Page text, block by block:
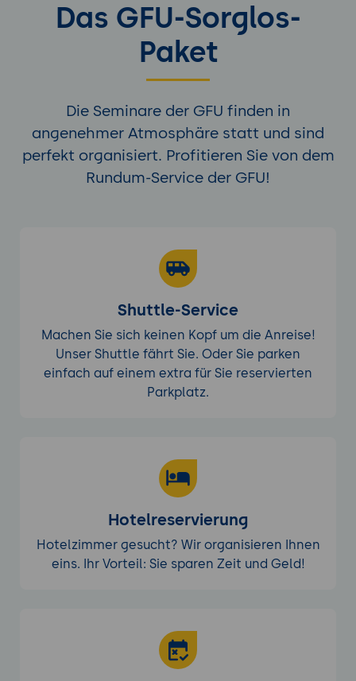
Das GFU-Sorglos-
Paket
Die Seminare der GFU finden in
angenehmer Atmosphäre statt und sind
perfekt organisiert. Profitieren Sie von dem
Rundum-Service der GFU!
Shuttle-Service
Machen Sie sich keinen Kopf um die Anreise!
Unser Shuttle fährt Sie. Oder Sie parken
einfach auf einem extra für Sie reservierten
Parkplatz.
Hotelreservierung
Hotelzimmer gesucht? Wir organisieren Ihnen
eins. Ihr Vorteil: Sie sparen Zeit und Geld!